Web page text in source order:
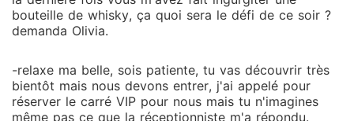
bouteille de whisky, ça quoi sera le défi de ce soir ?
demanda Olivia.
-relaxe ma belle, sois patiente, tu vas découvrir très
bientôt mais nous devons entrer, j'ai appelé pour
réserver le carré VIP pour nous mais tu n'imagines
même pas ce que la réceptionniste m'a répondu.